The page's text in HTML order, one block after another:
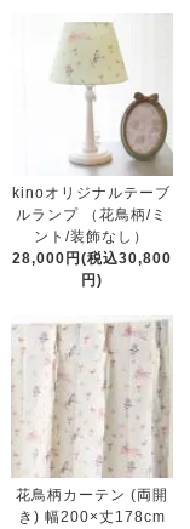
kinoオリジナルテーブ
ルランプ （花鳥柄/ミ
ント/装飾なし）
28,000円(税込30,800
円)
花鳥柄カーテン (両開
き) 幅200×丈178cm